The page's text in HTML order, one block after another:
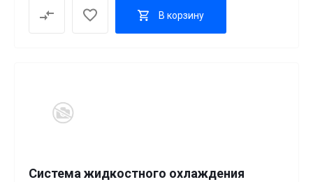
В корзину
Система жидкостного охлаждения